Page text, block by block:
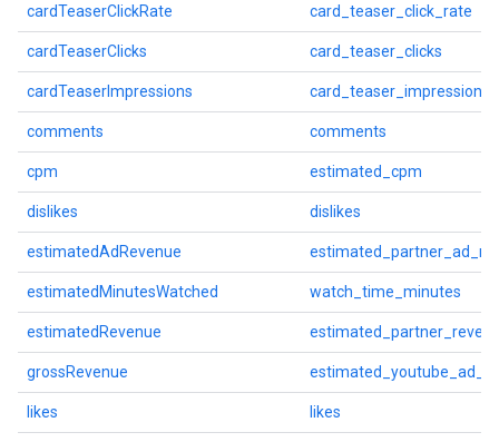
cardTeaserClickRate card_teaser_click_rate
cardTeaserClicks card_teaser_clicks
cardTeaserImpressions card_teaser_impressions
comments comments
cpm estimated_cpm
dislikes dislikes
estimatedAdRevenue
estimatedMinutesWatched watch_time_minutes
estimatedRevenue
grossRevenue
likes likes